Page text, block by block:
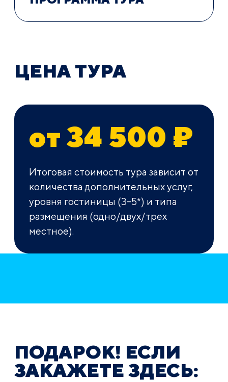
ЦЕНА ТУРА
от 34 500 ₽
Итоговая стоимость тура зависит от
количества дополнительных услуг,
уровня гостиницы (3-5*) и типа
размещения (одно/двух/трех
местное).
ПОДАРОК! ЕСЛИ
ЗАКАЖЕТЕ ЗДЕСЬ: